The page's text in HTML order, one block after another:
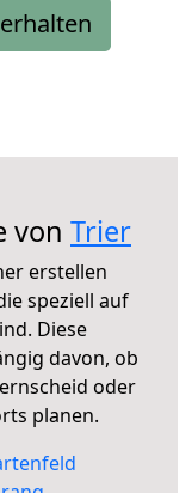
von Trier
erstellen
speziell auf
Diese
davon, ob
oder
planen.